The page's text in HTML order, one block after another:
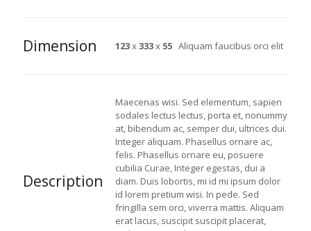
Dimension 123x333x 55 Aliquam faucibus orci elit
Description
Maecenas wisi. Sed elementum, sapien
sodales lectus lectus, porta et, nonummy
at, bibendum ac, semper dui, ultrices dui.
Integer aliquam. Phasellus ornare ac,
felis. Phasellus ornare eu, posuere
cubilia Curae, Integer egestas, dui a
diam. Duis lobortis, mi id mi ipsum dolor
id lorem pretium wisi. In pede. Sed
fringilla sem orci, viverra mattis. Aliquam
erat lacus, suscipit suscipit placerat,